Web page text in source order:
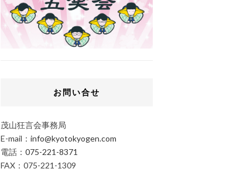
お問い合せ
茂山狂言会事務局
E-mail： info@kyotokyogen.com
電話： 075-221-8371
FAX：075-221-1309